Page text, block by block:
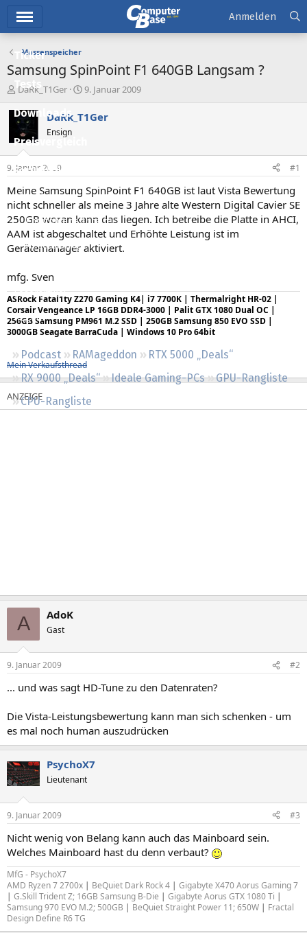
Ticker
Tests
Downloads
Preisvergleich
Forum
Aktuelles
Empfohlene Inhalte
Neue Beiträge
Leserartikel
Regeln
Podcast RAMageddon
RTX 5000 „Deals“
RX 9000 „Deals“
Ideale Gaming-PCs
GPU-Rangliste
CPU-Rangliste
Anmelden
Massenspeicher
Samsung SpinPoint F1 640GB Langsam ?
E
s
t
e
e
r
DaRk_T1Ger
E
s
t
a
m
9. Januar 2009
DaRk_T1Ger
Ensign
9. Januar 2009 #1
Meine Samsung SpinPoint F1 640GB ist laut Vista Bewertung
nicht schneller als meine 3 Jahre alte Western Digital Cavier SE
250GB woran kann das liegen. Ich betreibe die Platte in AHCI,
AAM ist abgeschaltet und Erhöhte Leistung ist im
Gerätemanager aktiviert.
mfg. Sven
ASRock Fatal1ty Z270 Gaming K4| i7 7700K | Thermalright HR-02 |
Corsair Vengeance LP 16GB DDR4-3000 | Palit GTX 1080 Dual OC |
256GB Samsung PM961 M.2 SSD | 250GB Samsung 850 EVO SSD |
3000GB Seagate BarraCuda | Windows 10 Pro 64bit
Mein Verkaufsthread
A AdoK
Gast
9. Januar 2009 #2
... und was sagt HD-Tune zu den Datenraten?
Die Vista-Leistungsbewertung kann man sich schenken - um
es mal noch human auszudrücken
PsychoX7
Lieutenant
9. Januar 2009 #3
Nicht wenig von Belang kann auch das Mainboard sein.
Welches Mainboard hast du denn verbaut?
MfG - PsychoX7
AMD Ryzen 7 2700x | BeQuiet Dark Rock 4 | Gigabyte X470 Aorus Gaming 7
| G.Skill Trident Z; 16GB Samsung B-Die | Gigabyte Aorus GTX 1080 Ti |
Samsung 970 EVO M.2; 500GB | BeQuiet Straight Power 11; 650W | Fractal
Design Define R6 TG